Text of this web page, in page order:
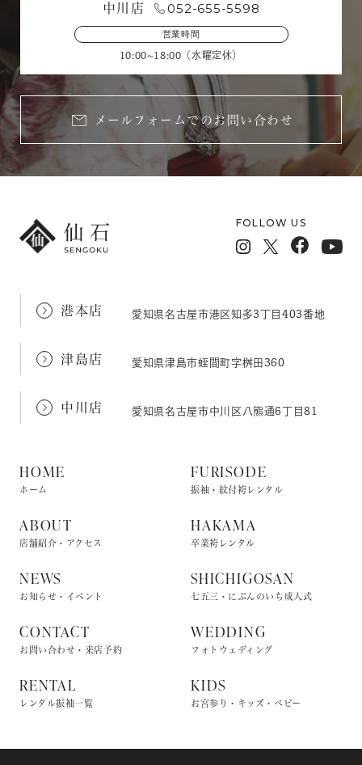
中川店 052-655-5598
営業時間
10:00~18:00（水曜定休）
メールフォームでのお問い合わせ
FOLLOW US
港本店 愛知県名古屋市港区知多3丁目403番地
津島店 愛知県津島市蛭間町字桝田360
中川店 愛知県名古屋市中川区八熊通6丁目81
HOME
ホーム
ABOUT
店舗紹介・アクセス
NEWS
お知らせ・イベント
CONTACT
お問い合わせ・来店予約
RENTAL
レンタル振袖一覧
FURISODE
振袖・紋付袴レンタル
HAKAMA
卒業袴レンタル
SHICHIGOSAN
七五三・にぶんのいち成人式
WEDDING
フォトウェディング
KIDS
お宮参り・キッズ・ベビー